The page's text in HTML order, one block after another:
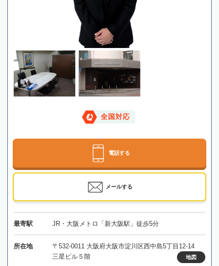
全国対応
電話する
メールする
最寄駅 JR・大阪メトロ「新大阪駅」徒歩5分
所在地
〒532-0011 大阪府大阪市淀川区西中島5丁目12-14
三星ビル５階
地図